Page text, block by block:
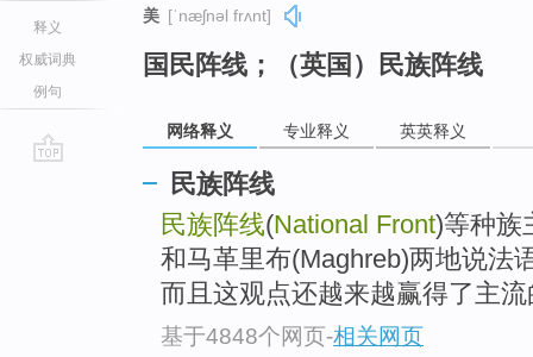
释义
权威词典
例句
美 [ˈnæʃnəl frʌnt]
国民阵线；（英国）民族阵线
网络释义 专业释义 英英释义
民族阵线
民族阵线(National Front)等种族
和马革里布(Maghreb)两地说法
而且这观点还越来越赢得了主
基于4848个网页-相关网页